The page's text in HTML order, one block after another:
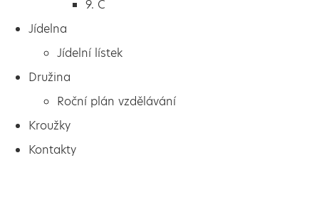
9. C
Jídelna
Jídelní lístek
Družina
Roční plán vzdělávání
Kroužky
Kontakty